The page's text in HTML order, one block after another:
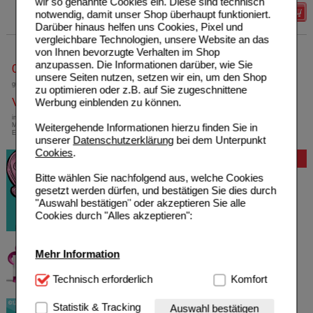
notwendig, damit unser Shop überhaupt funktioniert.
Darüber hinaus helfen uns Cookies, Pixel und
vergleichbare Technologien, unsere Website an das
von Ihnen bevorzugte Verhalten im Shop
anzupassen. Die Informationen darüber, wie Sie
unsere Seiten nutzen, setzen wir ein, um den Shop
zu optimieren oder z.B. auf Sie zugeschnittene
Werbung einblenden zu können.
Weitergehende Informationen hierzu finden Sie in
unserer Datenschutzerklärungbei dem Unterpunkt
Cookies.
Bitte wählen Sie nachfolgend aus, welche Cookies
gesetzt werden dürfen, und bestätigen Sie dies durch
"Auswahl bestätigen" oder akzeptieren Sie alle
Cookies durch "Alles akzeptieren":
Mehr Information
Technisch Notwendig:Hierbei handelt es sich um
Website notwendig sind (z.B. Navigation, Warenkorb,
Technisch erforderlich Komfort
Statistik & Tracking Auswahl bestätigen
Details
0800-10 11 422
gebührenfreie Rufnummer
Versandkostenfrei
innerhalb Deutschlands bei einem
Mindestbestellwert von 13,99 Euro oder bei
Einsendung eines Kassenrezeptes